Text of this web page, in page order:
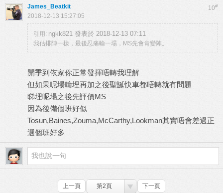
10#
James_Beatkit
2018-12-13 15:27:05
引用: ngkk821 發表於 2018-12-13 07:11
我估排陣一樣，最後忍痛輸一場，MS先會肯變陣。
開季到依家你正常發揮唔轉我理解
但如果呢場輸埋再加之後聖誕快車都唔轉就有問題
睇埋呢場之後先評價MS
因為後備個班好似
Tosun,Baines,Zouma,McCarthy,Lookman其實唔會差過正
選個班好多
上一頁 第2頁 下一頁